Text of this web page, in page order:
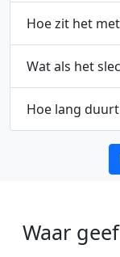
Hoe zit het
Wat als het
Hoe lang
Een les duurt
Waar